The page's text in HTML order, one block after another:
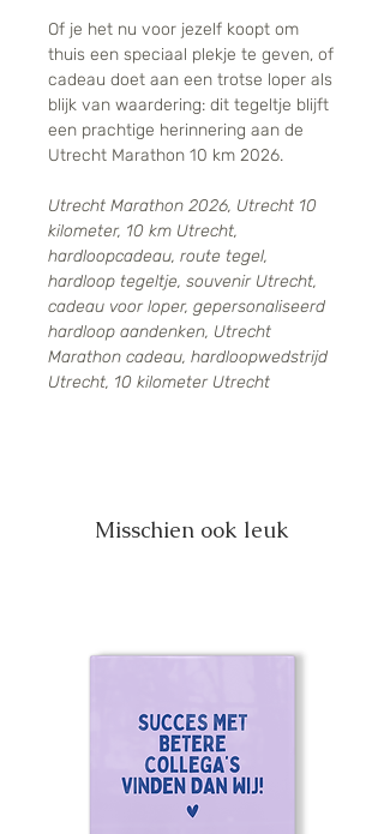
Of je het nu voor jezelf koopt om
thuis een speciaal plekje te geven, of
cadeau doet aan een trotse loper als
blijk van waardering: dit tegeltje blijft
een prachtige herinnering aan de
Utrecht Marathon 10 km 2026.
Utrecht Marathon 2026, Utrecht 10
kilometer, 10 km Utrecht,
hardloopcadeau, route tegel,
hardloop tegeltje, souvenir Utrecht,
cadeau voor loper, gepersonaliseerd
hardloop aandenken, Utrecht
Marathon cadeau, hardloopwedstrijd
Utrecht, 10 kilometer Utrecht
Misschien ook leuk